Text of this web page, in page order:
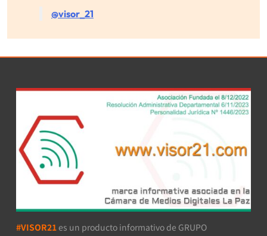
@visor_21
#VISOR21 es un producto informativo de GRUPO